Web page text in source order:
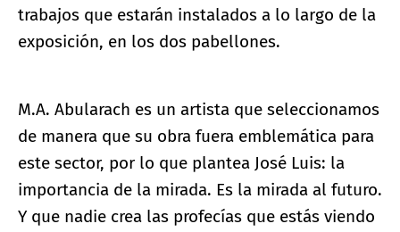
trabajos que estarán instalados a lo largo de la
exposición, en los dos pabellones.
M.A. Abularach es un artista que seleccionamos
de manera que su obra fuera emblemática para
este sector, por lo que plantea José Luis: la
importancia de la mirada. Es la mirada al futuro.
Y que nadie crea las profecías que estás viendo